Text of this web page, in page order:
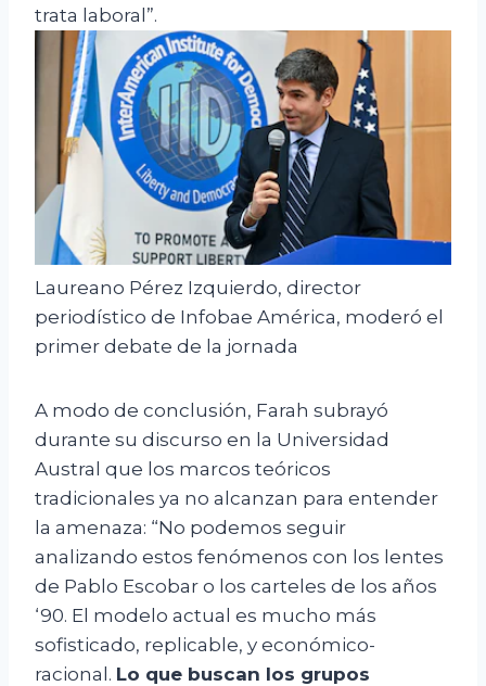
trata laboral”.
Laureano Pérez Izquierdo, director
periodístico de Infobae América, moderó el
primer debate de la jornada
A modo de conclusión, Farah subrayó
durante su discurso en la Universidad
Austral que los marcos teóricos
tradicionales ya no alcanzan para entender
la amenaza: “No podemos seguir
analizando estos fenómenos con los lentes
de Pablo Escobar o los carteles de los años
‘90. El modelo actual es mucho más
sofisticado, replicable, y económico-
racional. Lo que buscan los grupos